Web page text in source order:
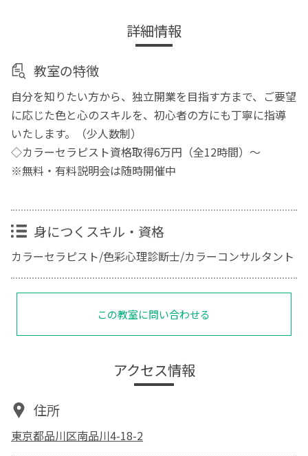
詳細情報
教室の特徴
自分を知りたい方から、独立開業を目指す方まで、ご要望
に応じた色と心のスキルを、初心者の方にも丁寧に指導
いたします。（少人数制）
◇カラーセラピスト資格取得6万円（全12時間）～
※無料・有料説明会は随時開催中
身につくスキル・資格
カラーセラピスト/色彩心理診断士/カラーコンサルタント
この教室に問い合わせる
アクセス情報
住所
東京都品川区南品川4-18-2